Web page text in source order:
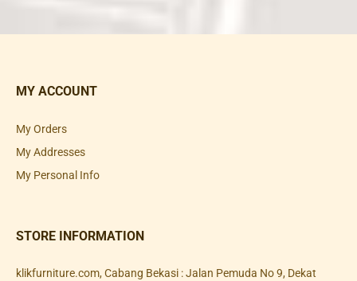
MY ACCOUNT
My Orders
My Addresses
My Personal Info
STORE INFORMATION
klikfurniture.com, Cabang Bekasi : Jalan Pemuda No 9, Dekat